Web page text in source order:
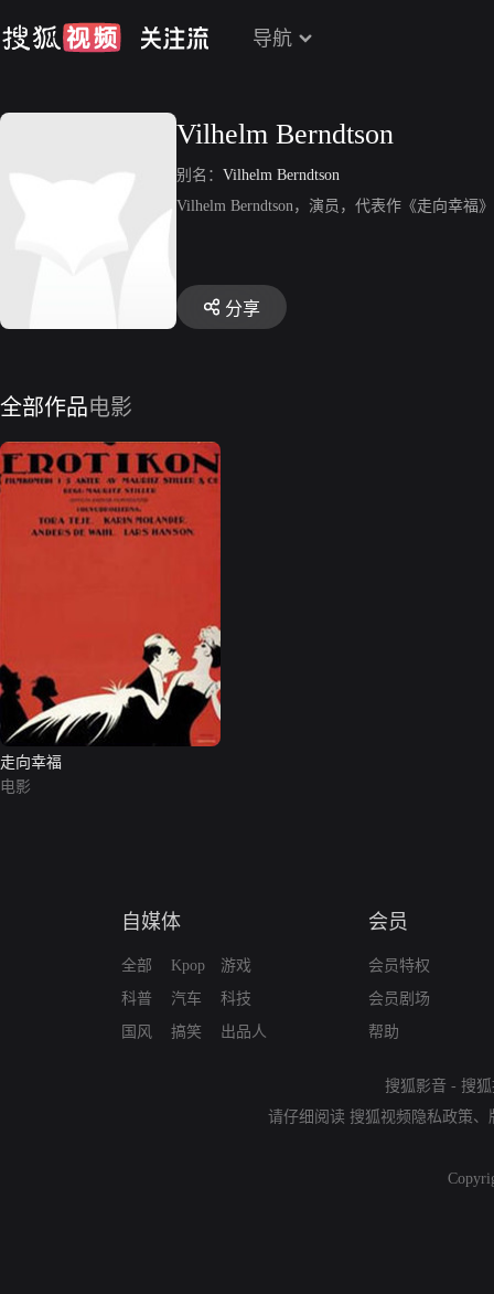
导航
Vilhelm Berndtson
别名： Vilhelm Berndtson
Vilhelm Berndtson，演员，代表作《走向幸福
分享
全部作品电影
走向幸福
电影
自媒体
全部
科普
国风
Kpop
汽车
搞笑
游戏
科技
出品人
会员
会员特权
会员剧场
帮助
搜狐影音 - 搜
请仔细阅读 搜狐视频隐私政策、